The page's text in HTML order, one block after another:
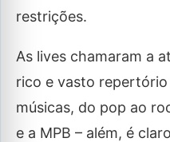
restrições.
As lives chamaram a
rico e vasto repertório
músicas, do pop ao
e a MPB – além, é